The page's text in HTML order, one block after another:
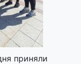
приняли